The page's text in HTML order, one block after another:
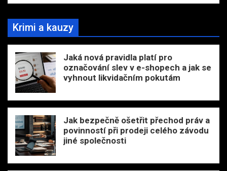
Krimi a kauzy
Jaká nová pravidla platí pro
označování slev v e-shopech a jak se
vyhnout likvidačním pokutám
Jak bezpečně ošetřit přechod práv a
povinností při prodeji celého závodu
jiné společnosti